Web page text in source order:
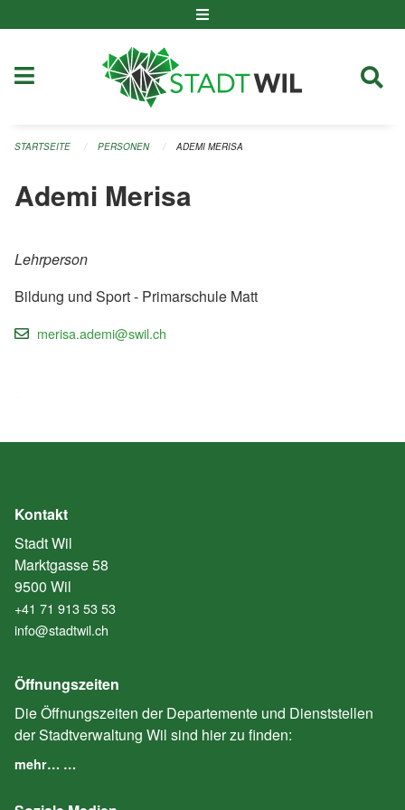
STARTSEITE PERSONEN ADEMI MERISA
Ademi Merisa
Lehrperson
Bildung und Sport - Primarschule Matt
merisa.ademi@swil.ch
Kontakt
Stadt Wil
Marktgasse 58
9500 Wil
+41 71 913 53 53
info@stadtwil.ch
Öffnungszeiten
Die Öffnungszeiten der Departemente und Dienststellen
der Stadtverwaltung Wil sind hier zu finden:
mehr… …